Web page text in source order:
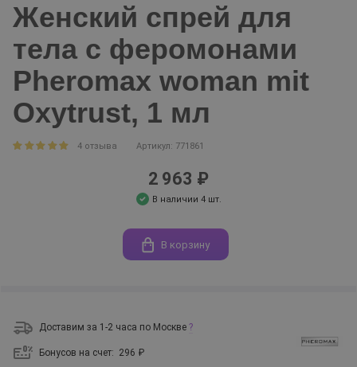
Женский спрей для
тела с феромонами
Pheromax woman mit
Oxytrust, 1 мл
4 отзыва Артикул: 771861
2 963 ₽
В наличии 4 шт.
В корзину
Доставим за 1-2 часа по Москве ?
Бонусов на счет: 296 ₽